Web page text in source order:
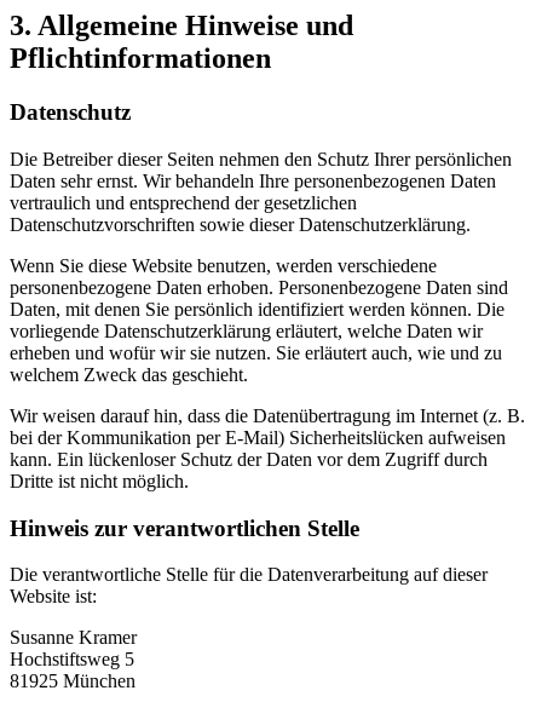
3. Allgemeine Hinweise und
Pflichtinformationen
Datenschutz
Die Betreiber dieser Seiten nehmen den Schutz Ihrer persönlichen
Daten sehr ernst. Wir behandeln Ihre personenbezogenen Daten
vertraulich und entsprechend der gesetzlichen
Datenschutzvorschriften sowie dieser Datenschutzerklärung.
Wenn Sie diese Website benutzen, werden verschiedene
personenbezogene Daten erhoben. Personenbezogene Daten sind
Daten, mit denen Sie persönlich identifiziert werden können. Die
vorliegende Datenschutzerklärung erläutert, welche Daten wir
erheben und wofür wir sie nutzen. Sie erläutert auch, wie und zu
welchem Zweck das geschieht.
Wir weisen darauf hin, dass die Datenübertragung im Internet (z. B.
bei der Kommunikation per E-Mail) Sicherheitslücken aufweisen
kann. Ein lückenloser Schutz der Daten vor dem Zugriff durch
Dritte ist nicht möglich.
Hinweis zur verantwortlichen Stelle
Die verantwortliche Stelle für die Datenverarbeitung auf dieser
Website ist:
Susanne Kramer
Hochstiftsweg 5
81925 München